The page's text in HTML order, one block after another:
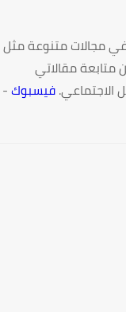
متنوعة مثل
مقالاتي
فيسبوك-